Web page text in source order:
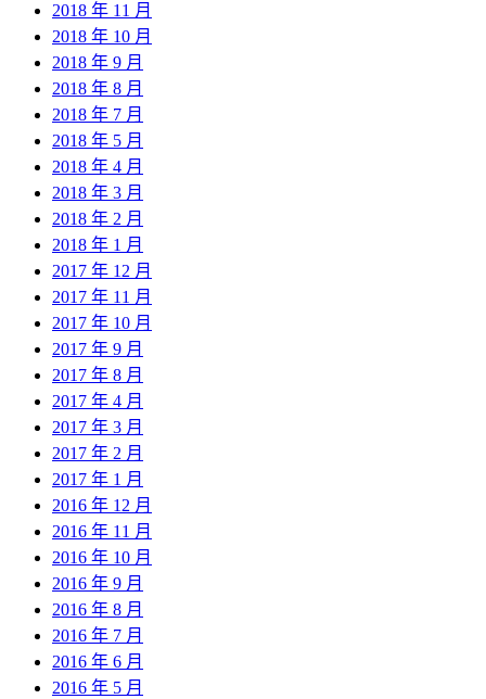
2018 年 11 月
2018 年 10 月
2018 年 9 月
2018 年 8 月
2018 年 7 月
2018 年 5 月
2018 年 4 月
2018 年 3 月
2018 年 2 月
2018 年 1 月
2017 年 12 月
2017 年 11 月
2017 年 10 月
2017 年 9 月
2017 年 8 月
2017 年 4 月
2017 年 3 月
2017 年 2 月
2017 年 1 月
2016 年 12 月
2016 年 11 月
2016 年 10 月
2016 年 9 月
2016 年 8 月
2016 年 7 月
2016 年 6 月
2016 年 5 月